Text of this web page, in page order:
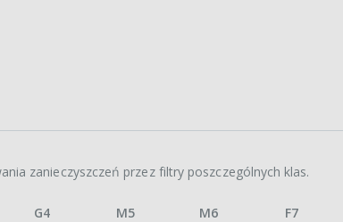
zanieczyszczeń przez filtry poszczególnych klas.
G4 M5 M6 F7